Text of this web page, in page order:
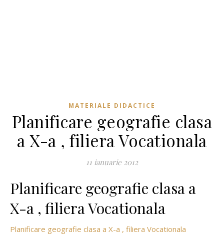
MATERIALE DIDACTICE
Planificare geografie clasa
a X-a , filiera Vocationala
11 ianuarie 2012
Planificare geografie clasa a
X-a , filiera Vocationala
Planificare geografie clasa a X-a , filiera Vocationala